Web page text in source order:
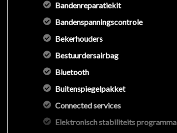
Bandenreparatiekit
Bandenspanningscontrole
Bekerhouders
Bestuurdersairbag
Bluetooth
Buitenspiegelpakket
Connected services
Elektronisch stabiliteits programma